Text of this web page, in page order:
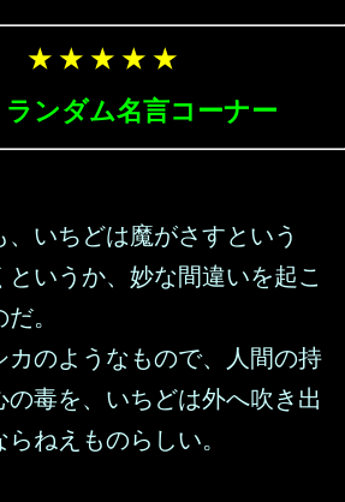
★ ★ ★ ★ ★
ランダム名言コーナー
、いちどは魔がさすという
というか、妙な間違いを起こ
。
カのようなもので、人間の持
の毒を、いちどは外へ吹き出
ねえものらしい。